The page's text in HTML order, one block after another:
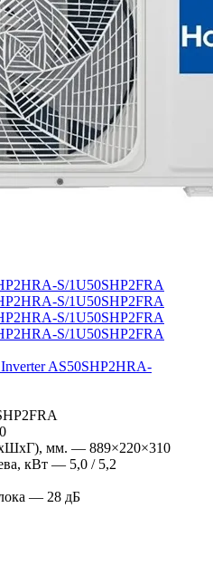
AS50SHP2HRA-
мм. — 889×220×310
кВт — 5,0 / 5,2
— 28 дБ